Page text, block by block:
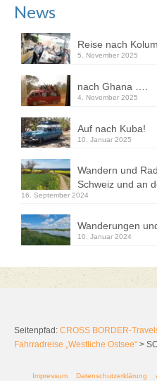
News
Reise nach
5. November 2025
nach Ghana ….
4. November 2025
Auf nach Kuba!
10. Januar 2025
Wandern und
Schweiz und an
16. September 2024
Wanderungen
10. Januar 2024
Seitenpfad: CROSS BORDER-
Fahrradreise „Westliche Ostsee“ >
Impressum Datenschutzerklärung